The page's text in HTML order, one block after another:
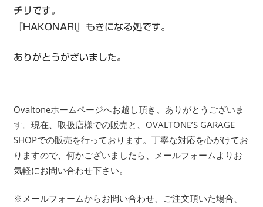
チリです。
『HAKONARI』もきになる処です。
ありがとうがざいました。
Ovaltoneホームページへお越し頂き、ありがとうございま
す。現在、取扱店様での販売と、OVALTONE’S GARAGE
SHOPでの販売を行っております。丁寧な対応を心がけてお
りますので、何かございましたら、メールフォームよりお
気軽にお問い合わせ下さい。
※メールフォームからお問い合わせ、ご注文頂いた場合、